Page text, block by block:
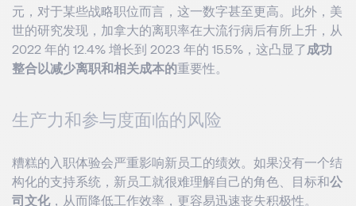
元，对于某些战略职位而言，这一数字甚至更高。此外，美
世的研究发现，加拿大的离职率在大流行病后有所上升，从
2022 年的 12.4% 增长到 2023 年的 15.5%，这凸显了成功
整合以减少离职和相关成本的重要性。
生产力和参与度面临的风险
糟糕的入职体验会严重影响新员工的绩效。如果没有一个结
构化的支持系统，新员工就很难理解自己的角色、目标和公
司文化，从而降低工作效率，更容易迅速丧失积极性。